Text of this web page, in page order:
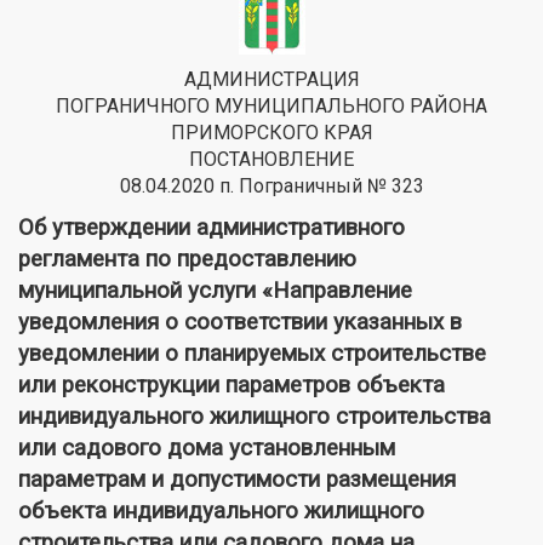
АДМИНИСТРАЦИЯ
ПОГРАНИЧНОГО МУНИЦИПАЛЬНОГО РАЙОНА
ПРИМОРСКОГО КРАЯ
ПОСТАНОВЛЕНИЕ
08.04.2020 п. Пограничный № 323
Об утверждении административного
регламента по предоставлению
муниципальной услуги «Направление
уведомления о соответствии указанных в
уведомлении о планируемых строительстве
или реконструкции параметров объекта
индивидуального жилищного строительства
или садового дома установленным
параметрам и допустимости размещения
объекта индивидуального жилищного